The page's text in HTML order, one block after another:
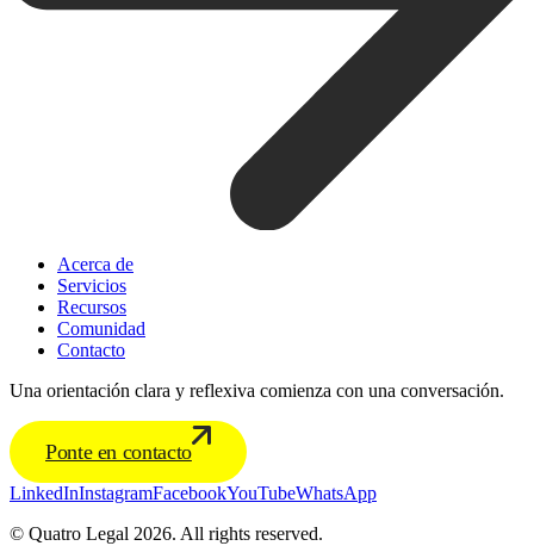
Acerca de
Servicios
Recursos
Comunidad
Contacto
Una orientación clara y reflexiva comienza con una conversación.
Ponte en contacto
LinkedInInstagramFacebookYouTubeWhatsApp
© Quatro Legal 2026. All rights reserved.